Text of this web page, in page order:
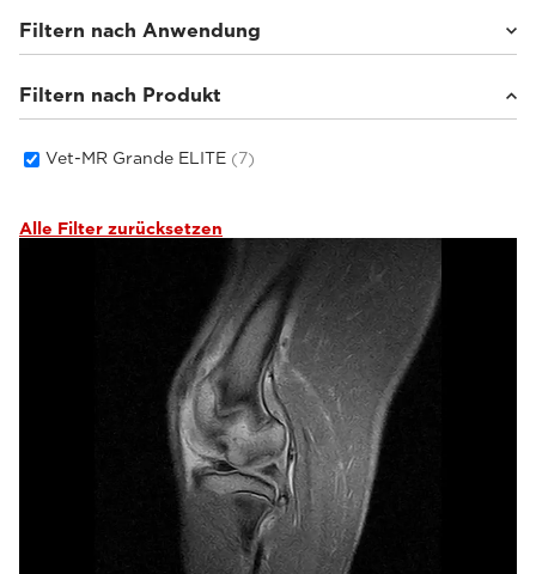
Filtern nach Anwendung
Pferde(3)
Kleintiere(4)
Filtern nach Produkt
Vet-MR Grande ELITE (7)
Alle Filter zurücksetzen